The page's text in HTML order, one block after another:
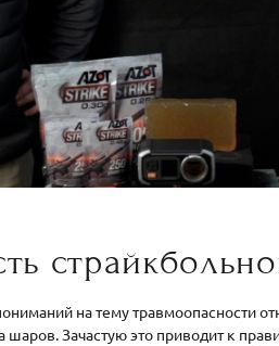
на тему травмоопасности
шаров. Зачастую это приводит к